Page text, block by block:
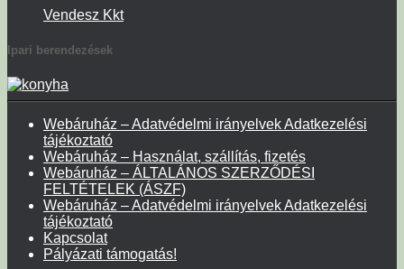
Vendesz Kkt
Ipari berendezések
Webáruház – Adatvédelmi irányelvek Adatkezelési
tájékoztató
Webáruház – Használat, szállítás, fizetés
Webáruház – ÁLTALÁNOS SZERZŐDÉSI
FELTÉTELEK (ÁSZF)
Webáruház – Adatvédelmi irányelvek Adatkezelési
tájékoztató
Kapcsolat
Pályázati támogatás!